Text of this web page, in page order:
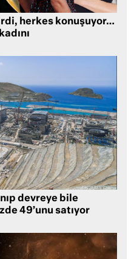
herkes konuşuyor…
devreye bile
49’unu satıyor